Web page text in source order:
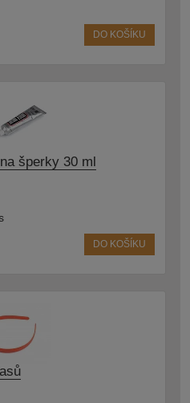
DO KOŠÍKU
šperky 30 ml
DO KOŠÍKU